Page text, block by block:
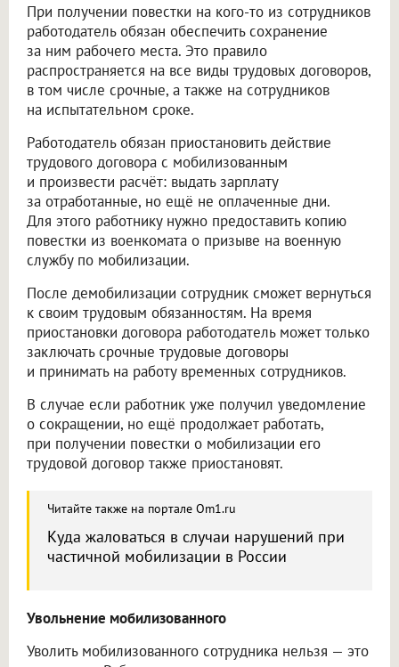
При получении повестки на кого-то из сотрудников
работодатель обязан обеспечить сохранение
за ним рабочего места. Это правило
распространяется на все виды трудовых договоров,
в том числе срочные, а также на сотрудников
на испытательном сроке.
Работодатель обязан приостановить действие
трудового договора с мобилизованным
и произвести расчёт: выдать зарплату
за отработанные, но ещё не оплаченные дни.
Для этого работнику нужно предоставить копию
повестки из военкомата о призыве на военную
службу по мобилизации.
После демобилизации сотрудник сможет вернуться
к своим трудовым обязанностям. На время
приостановки договора работодатель может только
заключать срочные трудовые договоры
и принимать на работу временных сотрудников.
В случае если работник уже получил уведомление
о сокращении, но ещё продолжает работать,
при получении повестки о мобилизации его
трудовой договор также приостановят.
Читайте также на портале Om1.ru
Куда жаловаться в случаи нарушений при
частичной мобилизации в России
Увольнение мобилизованного
Уволить мобилизованного сотрудника нельзя — это